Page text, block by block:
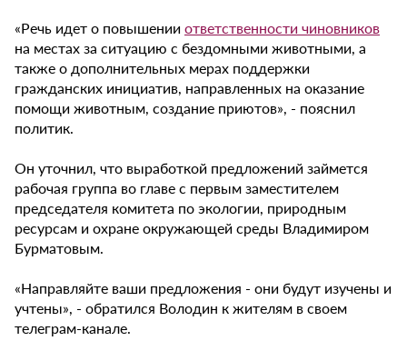
«Речь идет о повышении ответственности чиновников
на местах за ситуацию с бездомными животными, а
также о дополнительных мерах поддержки
гражданских инициатив, направленных на оказание
помощи животным, создание приютов», - пояснил
политик.
Он уточнил, что выработкой предложений займется
рабочая группа во главе с первым заместителем
председателя комитета по экологии, природным
ресурсам и охране окружающей среды Владимиром
Бурматовым.
«Направляйте ваши предложения - они будут изучены и
учтены», - обратился Володин к жителям в своем
телеграм-канале.